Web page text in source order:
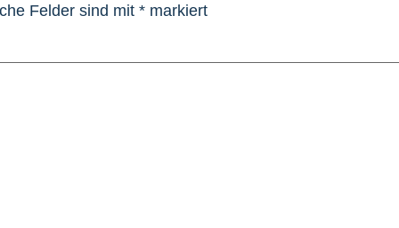
Felder sind mit * markiert